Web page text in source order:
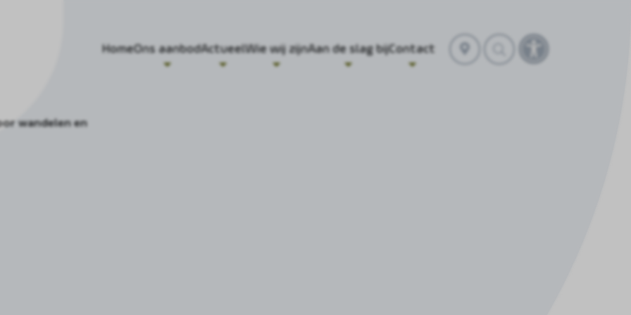
HomeOns aanbodActueelWie wij zijnAan de slag bijContact
Selecteer
wandelen en